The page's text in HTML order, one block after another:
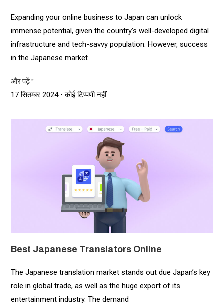
Expanding your online business to Japan can unlock
immense potential, given the country’s well-developed digital
infrastructure and tech-savvy population. However, success
in the Japanese market
और पढ़ें "
17 सितम्बर 2024 कोई टिप्पणी नहीं
Best Japanese Translators Online
The Japanese translation market stands out due Japan’s key
role in global trade, as well as the huge export of its
entertainment industry. The demand